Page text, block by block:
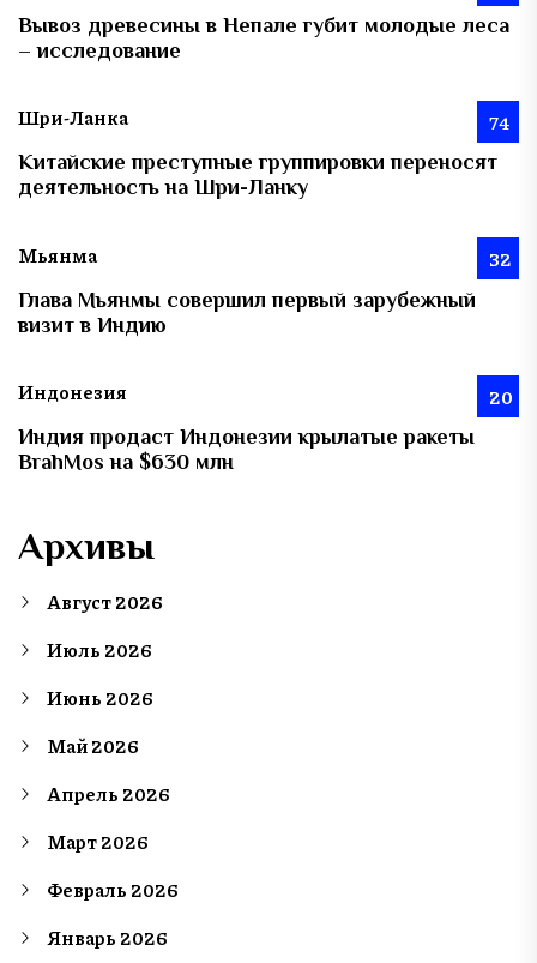
Вывоз древесины в Непале губит молодые леса
– исследование
Шри-Ланка 74
Китайские преступные группировки переносят
деятельность на Шри-Ланку
Мьянма 32
Глава Мьянмы совершил первый зарубежный
визит в Индию
Индонезия 20
Индия продаст Индонезии крылатые ракеты
BrahMos на $630 млн
Архивы
Август 2026
Июль 2026
Июнь 2026
Май 2026
Апрель 2026
Март 2026
Февраль 2026
Январь 2026